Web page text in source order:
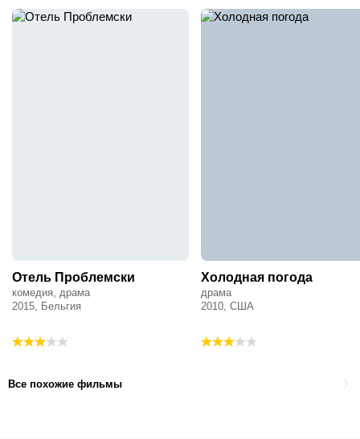
Отель Проблемски
комедия, драма
2015, Бельгия
Холодная погода
драма
2010, США
Все похожие фильмы